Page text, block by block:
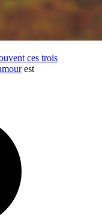
ces trois
est